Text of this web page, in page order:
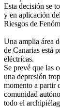
Esta decisión se
y en aplicación
Riesgos de
Una amplia área
de Canarias está
eléctricas.
Se prevé que las
una depresión
momento a partir
comunidad
todo el